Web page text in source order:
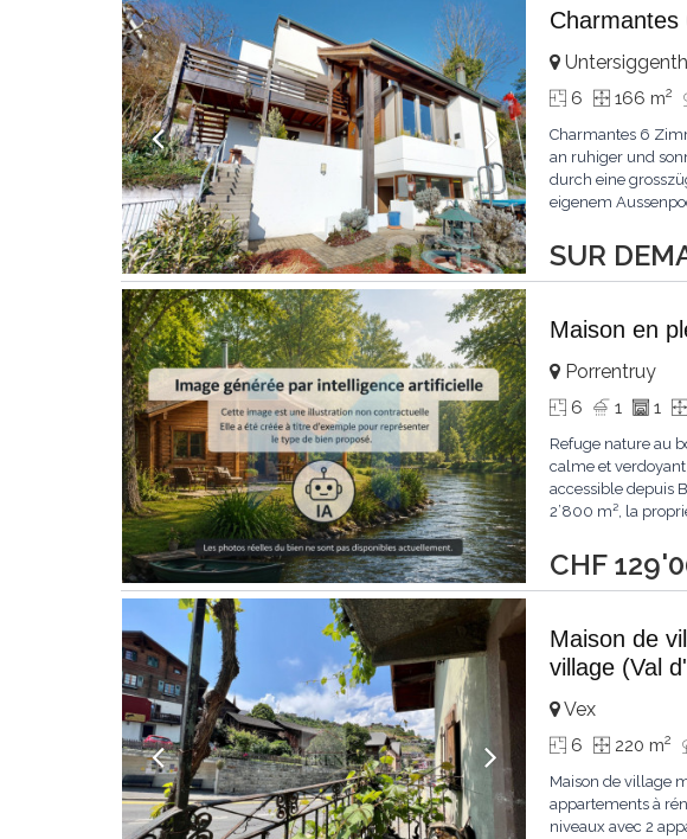
Charmantes
SUR
6 166 m2
Charmantes 6
an ruhiger und
durch eine
eigenem
Maison en
CHF
Porrentruy
6 1 1
Refuge nature au
calme et
accessible depuis
2’800 m², la
Maison de
village (Val
Vex
6 220 m2
Maison de village
appartements à
niveaux avec 2